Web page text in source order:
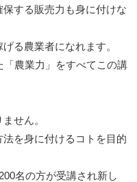
する販売力も身に付けな
る農業者になれます。
農業力」をすべてこの講
せん。
を身に付けるコトを目的
名の方が受講され新し